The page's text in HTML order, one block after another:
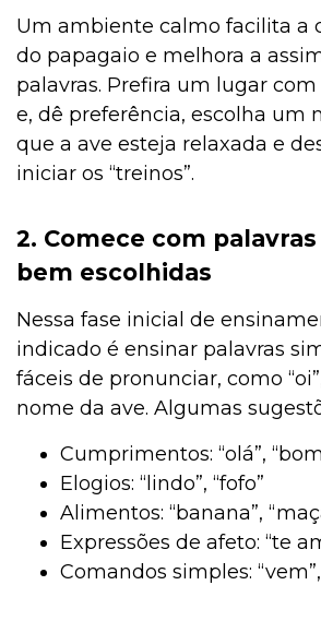
Um ambiente calmo facilita a
do papagaio e melhora a
palavras. Prefira um lugar
e, dê preferência, escolha um
que a ave esteja relaxada e
iniciar os “treinos”.
2. Comece com
bem escolhidas
Nessa fase inicial de
indicado é ensinar palavras
fáceis de pronunciar, como
nome da ave. Algumas
Cumprimentos: “olá”,
Elogios: “lindo”, “fofo”
Alimentos: “banana”,
Expressões de afeto: “te
Comandos simples: “vem”,